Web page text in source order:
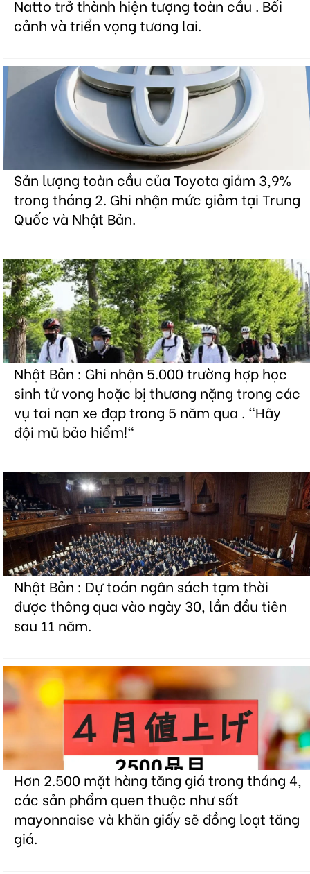
Natto trở thành hiện tượng toàn cầu . Bối
cảnh và triển vọng tương lai.
Sản lượng toàn cầu của Toyota giảm 3,9%
trong tháng 2. Ghi nhận mức giảm tại Trung
Quốc và Nhật Bản.
Nhật Bản : Ghi nhận 5.000 trường hợp học
sinh tử vong hoặc bị thương nặng trong các
vụ tai nạn xe đạp trong 5 năm qua . "Hãy
đội mũ bảo hiểm!"
Nhật Bản : Dự toán ngân sách tạm thời
được thông qua vào ngày 30, lần đầu tiên
sau 11 năm.
Hơn 2.500 mặt hàng tăng giá trong tháng 4,
các sản phẩm quen thuộc như sốt
mayonnaise và khăn giấy sẽ đồng loạt tăng
giá.